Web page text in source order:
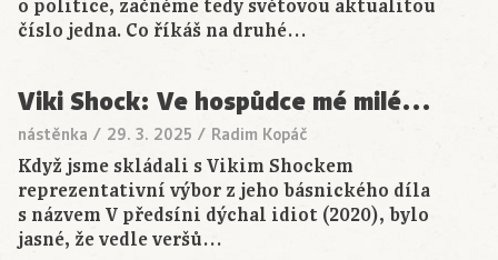
o politice, začněme tedy světovou aktualitou
číslo jedna. Co říkáš na druhé…
Viki Shock: Ve hospůdce mé milé…
nástěnka / 29. 3. 2025 / Radim Kopáč
Když jsme skládali s Vikim Shockem
reprezentativní výbor z jeho básnického díla
s názvem V předsíni dýchal idiot (2020), bylo
jasné, že vedle veršů…